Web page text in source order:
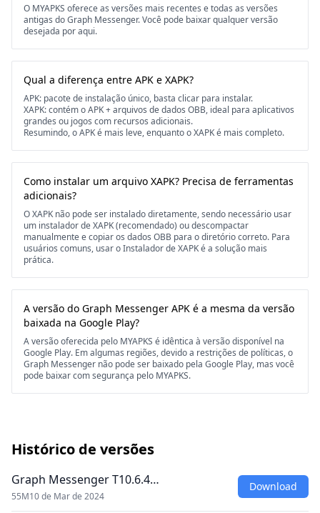
O MYAPKS oferece as versões mais recentes e todas as versões
antigas do Graph Messenger. Você pode baixar qualquer versão
desejada por aqui.
Qual a diferença entre APK e XAPK?
APK: pacote de instalação único, basta clicar para instalar.
XAPK: contém o APK + arquivos de dados OBB, ideal para aplicativos
grandes ou jogos com recursos adicionais.
Resumindo, o APK é mais leve, enquanto o XAPK é mais completo.
Como instalar um arquivo XAPK? Precisa de ferramentas
adicionais?
O XAPK não pode ser instalado diretamente, sendo necessário usar
um instalador de XAPK (recomendado) ou descompactar
manualmente e copiar os dados OBB para o diretório correto. Para
usuários comuns, usar o Instalador de XAPK é a solução mais
prática.
A versão do Graph Messenger APK é a mesma da versão
baixada na Google Play?
A versão oferecida pelo MYAPKS é idêntica à versão disponível na
Google Play. Em algumas regiões, devido a restrições de políticas, o
Graph Messenger não pode ser baixado pela Google Play, mas você
pode baixar com segurança pelo MYAPKS.
Histórico de versões
Graph Messenger T10.6.4…
55M10 de Mar de 2024
Download